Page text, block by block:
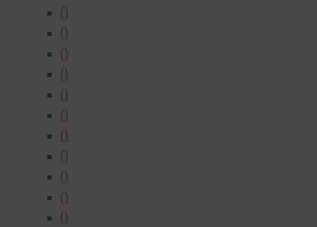
()
()
()
()
()
()
()
()
()
()
()